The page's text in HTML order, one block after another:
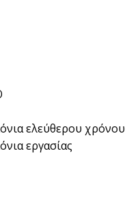
ελεύθερου χρόνου
εργασίας